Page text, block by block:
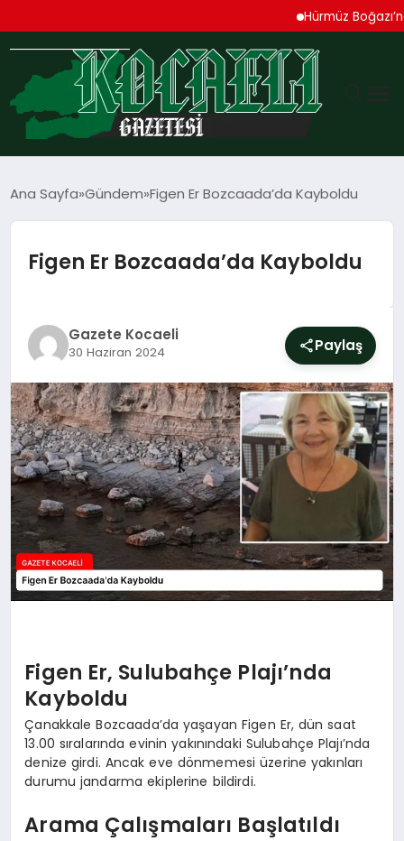
Hürmüz Boğazı’nda
TEKNOLOJI
EKONOMI
MAGAZIN
SIYASET
YAŞAM
DÜNYA
SAĞLIK
EĞITIM
Ana Sayfa Gündem Figen Er Bozcaada’da Kayboldu
Figen Er Bozcaada’da Kayboldu
Gazete Kocaeli
30 Haziran 2024 Paylaş
Figen Er, Sulubahçe Plajı’nda
Kayboldu
Çanakkale Bozcaada’da yaşayan Figen Er, dün saat
13.00 sıralarında evinin yakınındaki Sulubahçe Plajı’nda
denize girdi. Ancak eve dönmemesi üzerine yakınları
durumu jandarma ekiplerine bildirdi.
Arama Çalışmaları Başlatıldı